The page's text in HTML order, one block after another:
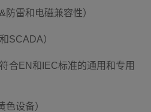
雷和电磁兼容性）
SCADA）
合EN和IEC标准的通用和专用
色设备）